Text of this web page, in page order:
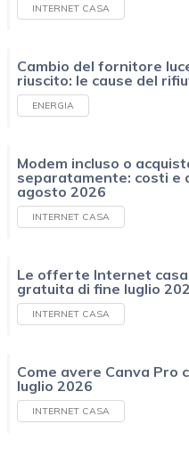
INTERNET CASA
Cambio del fornitore
riuscito: le cause del
ENERGIA
Modem incluso o
separatamente: costi e
agosto 2026
INTERNET CASA
Le offerte Internet
gratuita di fine luglio
INTERNET CASA
Come avere Canva Pro
luglio 2026
INTERNET CASA